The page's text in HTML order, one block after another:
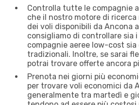
Controlla tutte le compagnie
che il nostro motore di
dei voli disponibili da Ancona
consigliamo di controllare sia
compagnie aeree low-cost sia
tradizionali. Inoltre, se sarai
potrai trovare offerte ancora
Prenota nei giorni più
per trovare voli economici da
generalmente tra martedì e